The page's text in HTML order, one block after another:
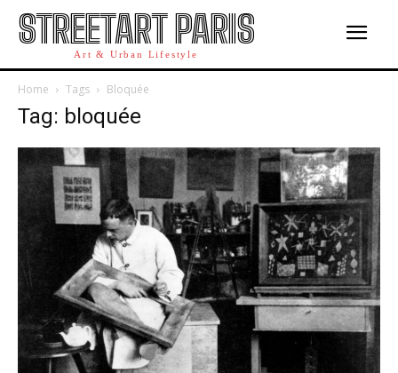
STREETART PARIS
Art & Urban Lifestyle
Home Tags Bloquée
Tag: bloquée